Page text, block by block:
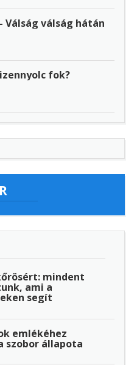
- Válság válság hátán
fok?
mindent
ami a
segít
emlékéhez
szobor állapota